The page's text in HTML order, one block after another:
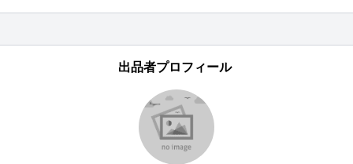
出品者プロフィール